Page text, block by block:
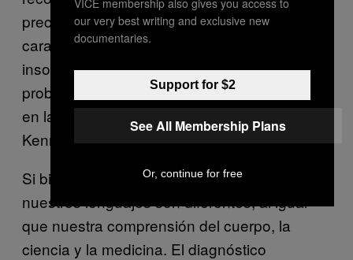
precisa de una depresión agitada con
características biológicas que incluyen
insomnio, anorexia, debilidad (y
probablemente pérdida de peso) y afectación
en la concentración y memoria”, escribieron
Kennier Wilson y Reynolds.
Si bien los síntomas pueden ser similares,
nuestros lenguajes son diferentes, al igual
que nuestra comprensión del cuerpo, la
ciencia y la medicina. El diagnóstico
our very best writing and exclusive new
documentaries.
Support for $2
See All Membership Plans
Or, continue for free